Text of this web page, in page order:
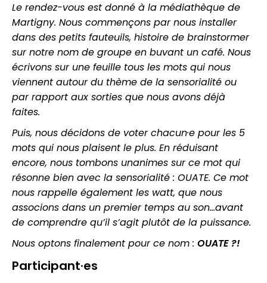
Le rendez-vous est donné à la médiathèque de
Martigny. Nous commençons par nous installer
dans des petits fauteuils, histoire de brainstormer
sur notre nom de groupe en buvant un café. Nous
écrivons sur une feuille tous les mots qui nous
viennent autour du thème de la sensorialité ou
par rapport aux sorties que nous avons déjà
faites.
Puis, nous décidons de voter chacun·e pour les 5
mots qui nous plaisent le plus. En réduisant
encore, nous tombons unanimes sur ce mot qui
résonne bien avec la sensorialité : OUATE. Ce mot
nous rappelle également les watt, que nous
associons dans un premier temps au son…avant
de comprendre qu’il s’agit plutôt de la puissance.
Nous optons finalement pour ce nom : OUATE ?!
Participant·es